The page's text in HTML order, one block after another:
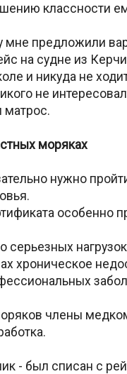
классности
мне предложили
на судне из
и никуда не
не
матрос.
моряках
нужно
особенно
серьезных
хроническое
члены
- был списан с